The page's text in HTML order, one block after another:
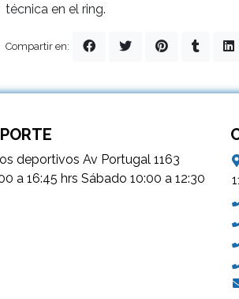
técnica en el ring.
Compartir en:
deportivos Av Portugal 1163
a 16:45 hrs Sábado 10:00 a 12:30